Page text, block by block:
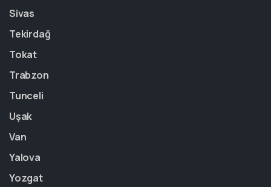
Sivas
Tekirdağ
Tokat
Trabzon
Tunceli
Uşak
Van
Yalova
Yozgat